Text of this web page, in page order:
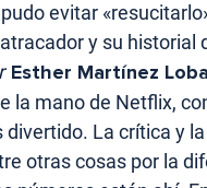
evitar
y su historial
Esther Martínez
la mano de Netflix,
divertido. La crítica y
otras cosas por la